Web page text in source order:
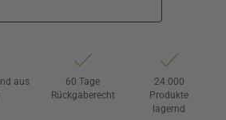
aus
60 Tage
Rückgaberecht
24.000
Produkte
lagernd